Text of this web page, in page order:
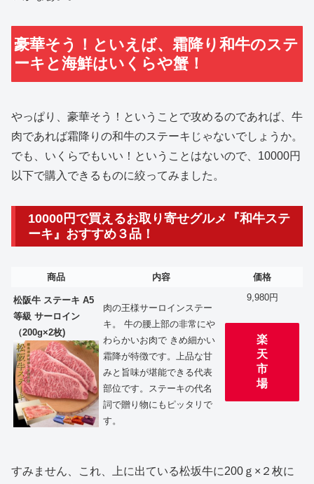
豪華そう！といえば、霜降り和牛のステ
ーキと海鮮はいくらや蟹！
やっぱり、豪華そう！ということで攻めるのであれば、牛
肉であれば霜降りの和牛のステーキじゃないでしょうか。
でも、いくらでもいい！ということはないので、10000円
以下で購入できるものに絞ってみました。
10000円で買えるお取り寄せグルメ『和牛ステ
ーキ』おすすめ３品！
商品 内容 価格
松阪牛 ステーキ A5
等級 サーロイン
（200g×2枚)
肉の王様サーロインステー
キ。 牛の腰上部の非常にや
わらかいお肉で きめ細かい
霜降が特徴です。上品な甘
みと旨味が堪能できる代表
部位です。ステーキの代名
詞で贈り物にもピッタリで
す。
9,980円
楽
天
市
場
すみません、これ、上に出ている松坂牛に200ｇ×２枚に